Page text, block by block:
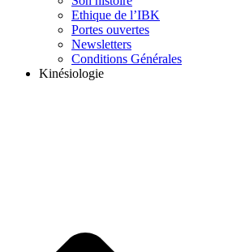
Ethique de l’IBK
Portes ouvertes
Newsletters
Conditions Générales
Kinésiologie